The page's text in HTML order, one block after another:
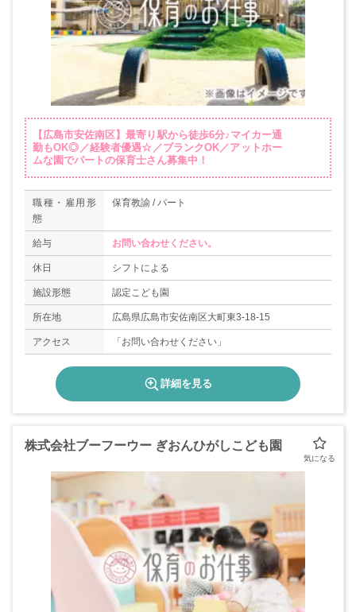
【広島市安佐南区】最寄り駅から徒歩6分♪マイカー通
勤もOK◎／経験者優遇☆／ブランクOK／アットホー
ムな園でパートの保育士さん募集中！
職種・雇用形
態
保育教諭 / パート
給与 お問い合わせください。
休日 シフトによる
施設形態 認定こども園
所在地 広島県広島市安佐南区大町東3-18-15
アクセス 「お問い合わせください」
詳細を見る
株式会社ブーフーウー ぎおんひがしこども園